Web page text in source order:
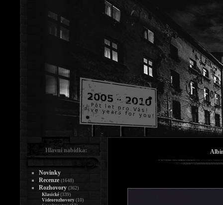
Hlavní nabídka:
Novinky
Recenze (1648)
Rozhovory (362)
Klasické (339)
Videorozhovory (10)